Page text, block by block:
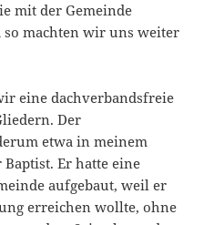
mit der Gemeinde
machten wir uns weiter
eine dachverbandsfreie
Der
etwa in meinem
Er hatte eine
aufgebaut, weil er
erreichen wollte, ohne